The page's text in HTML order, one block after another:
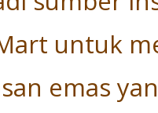
untuk
emas